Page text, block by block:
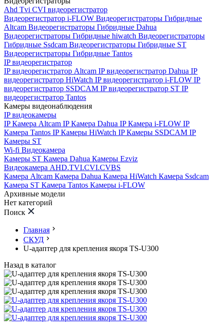
Ahd Tvi CVI видеорегистратор
Видеорегистратор i-FLOW Видеорегистраторы Гибридные
Altcam Видеорегистраторы Гибридные Dahua
Видеорегистраторы Гибридные hiwatch Видеорегистраторы
Гибридные Ssdcam Видеорегистраторы Гибридные ST
Видеорегистраторы Гибридные Tantos
IP видеорегистратор
IP видеорегистратор Altcam IP видеорегистратор Dahua IP
видеорегистратор HiWatch IP видеорегистратор i-FLOW IP
видеорегистратор SSDCAM IP видеорегистратор ST IP
видеорегистратор Tantos
Камеры видеонаблюдения
IP видеокамеры
IP Камера Altcam IP Камера Dahua IP Камера i-FLOW IP
Камера Tantos IP Камеры HiWatch IP Камеры SSDCAM IP
Камеры ST
Wi-fi Видеокамера
Камеры ST Камера Dahua Камеры Ezviz
Видеокамера AHD.TVI.CVI.CVBS
Камера Altcam Камера Dahua Камера HiWatch Камера Ssdcam
Камера ST Камера Tantos Камеры i-FLOW
Архивные модели
Нет категорий
Поиск
Главная
СКУД
U-адаптер для крепления якоря TS-U300
Назад в каталог